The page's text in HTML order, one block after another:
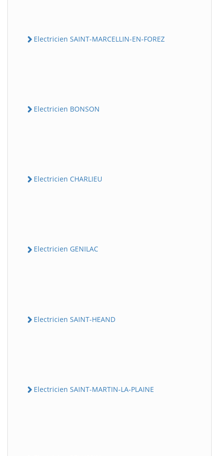
Electricien SAINT-MARCELLIN-EN-FOREZ
Electricien BONSON
Electricien CHARLIEU
Electricien GENILAC
Electricien SAINT-HEAND
Electricien SAINT-MARTIN-LA-PLAINE